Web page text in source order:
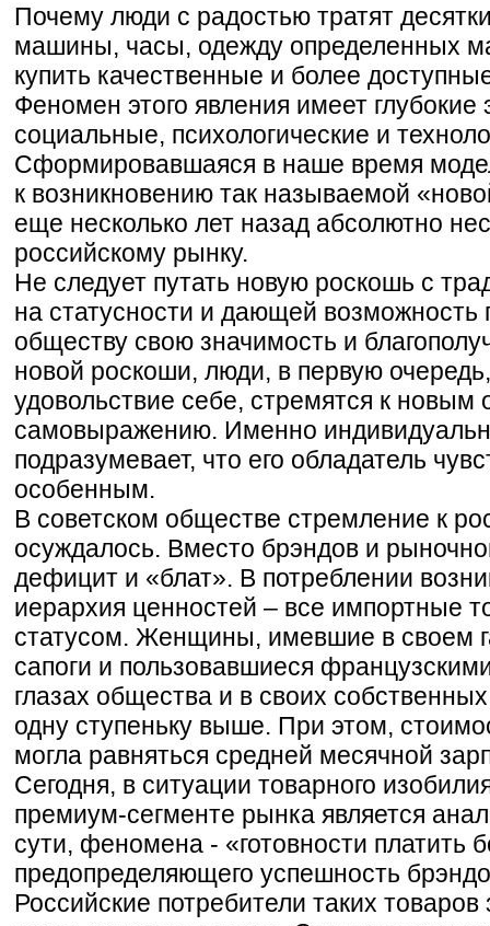
Почему люди с радостью тратят
машины, часы, одежду определенных
купить качественные и более
Феномен этого явления имеет глубокие
социальные, психологические и
Сформировавшаяся в наше время
к возникновению так называемой
еще несколько лет назад абсолютно
российскому рынку.
Не следует путать новую роскошь с
на статусности и дающей возможность
обществу свою значимость и
новой роскоши, люди, в первую
удовольствие себе, стремятся к
самовыражению. Именно
подразумевает, что его обладатель
особенным.
В советском обществе стремление к
осуждалось. Вместо брэндов и
дефицит и «блат». В потреблении
иерархия ценностей – все импортные
статусом. Женщины, имевшие в своем
сапоги и пользовавшиеся
глазах общества и в своих
одну ступеньку выше. При этом,
могла равняться средней месячной
Сегодня, в ситуации товарного
премиум-сегменте рынка является
сути, феномена - «готовности платить
предопределяющего успешность
Российские потребители таких